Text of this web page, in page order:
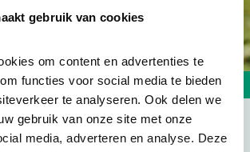
gebruik van cookies
om content en advertenties te
functies voor social media te bieden
te analyseren. Ook delen we
gebruik van onze site met onze
media, adverteren en analyse. Deze
Vorige foto